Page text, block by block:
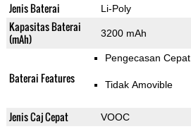
Jenis Baterai Li-Poly
Kapasitas Baterai
(mAh)
3200 mAh
Baterai Features
Pengecasan Cepat
Tidak Amovible
Jenis Caj Cepat VOOC